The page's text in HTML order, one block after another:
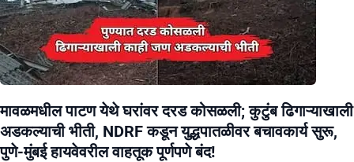
मावळमधील पाटण येथे घरांवर दरड कोसळली; कुटुंब ढिगाऱ्याखाली
अडकल्याची भीती, NDRF कडून युद्धपातळीवर बचावकार्य सुरू,
पुणे-मुंबई हायवेवरील वाहतूक पूर्णपणे बंद!